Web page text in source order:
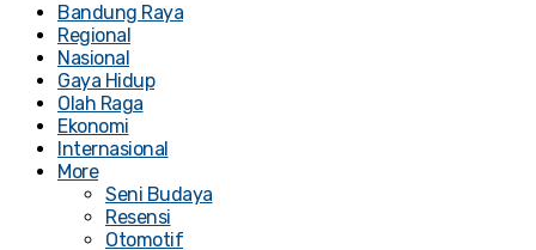
Bandung Raya
Regional
Nasional
Gaya Hidup
Olah Raga
Ekonomi
Internasional
More
Seni Budaya
Resensi
Otomotif